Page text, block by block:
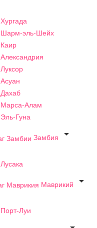
Хургада
Шарм-эль-Шейх
Каир
Александрия
Луксор
Асуан
Дахаб
Марса-Алам
Эль-Гуна
Замбия

Лусака
Маврикий

Порт-Луи